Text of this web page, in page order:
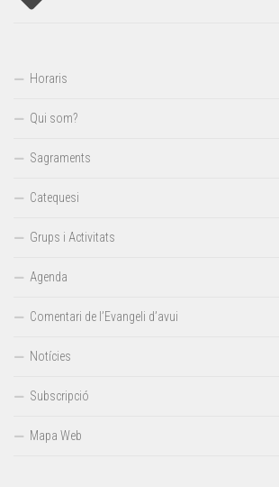
Horaris
Qui som?
Sagraments
Catequesi
Grups i Activitats
Agenda
Comentari de l’Evangeli d’avui
Notícies
Subscripció
Mapa Web